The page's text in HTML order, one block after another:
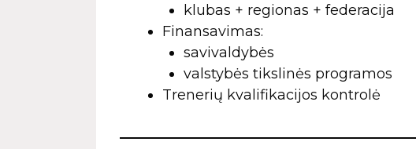
klubas + regionas + federacija
Finansavimas:
savivaldybės
valstybės tikslinės programos
Trenerių kvalifikacijos kontrolė